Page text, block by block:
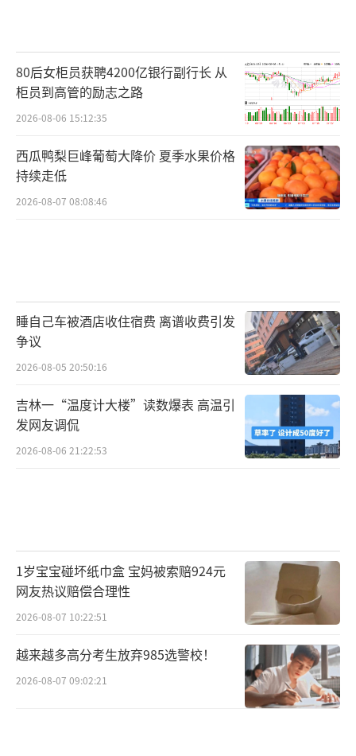
80后女柜员获聘4200亿银行副行长 从
柜员到高管的励志之路
2026-08-06 15:12:35
西瓜鸭梨巨峰葡萄大降价 夏季水果价格
持续走低
2026-08-07 08:08:46
睡自己车被酒店收住宿费 离谱收费引发
争议
2026-08-05 20:50:16
吉林一“温度计大楼”读数爆表 高温引
发网友调侃
2026-08-06 21:22:53
1岁宝宝碰坏纸巾盒 宝妈被索赔924元
网友热议赔偿合理性
2026-08-07 10:22:51
越来越多高分考生放弃985选警校！
2026-08-07 09:02:21